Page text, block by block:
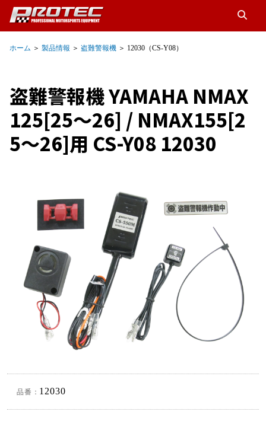
ホーム ＞ 製品情報 ＞ 盗難警報機 ＞ 12030（CS-Y08）
盗難警報機 YAMAHA NMAX
125[25～26] / NMAX155[2
5～26]用 CS-Y08 12030
品番： 12030